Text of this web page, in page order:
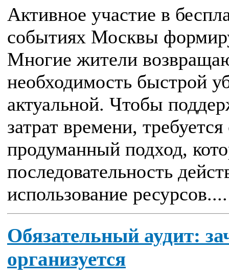
Активное участие в
событиях Москвы
Многие жители
необходимость быстрой
актуальной. Чтобы
затрат времени,
продуманный подход,
последовательность
использование ресурсов....
Обязательный аудит:
организуется